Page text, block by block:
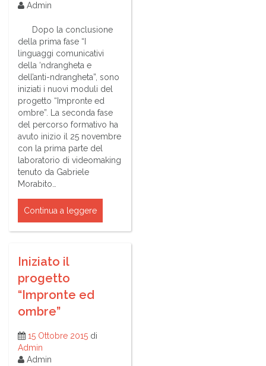
Admin
Dopo la conclusione
della prima fase “I
linguaggi comunicativi
della ‘ndrangheta e
dell’anti-ndrangheta”, sono
iniziati i nuovi moduli del
progetto “Impronte ed
ombre”. La seconda fase
del percorso formativo ha
avuto inizio il 25 novembre
con la prima parte del
laboratorio di videomaking
tenuto da Gabriele
Morabito…
Continua a leggere
Iniziato il
progetto
“Impronte ed
ombre”
15 Ottobre 2015 di
Admin
Admin